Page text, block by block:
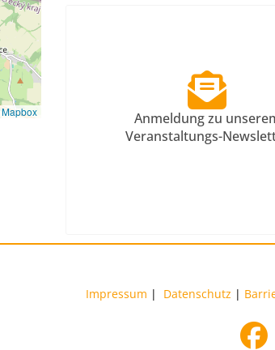
Mapbox
Anmeldung zu
Veranstaltungs-
Impressum | Datenschutz |